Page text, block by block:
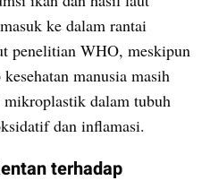
ke dalam rantai
penelitian WHO, meskipun
manusia masih
dalam tubuh
dan inflamasi.
terhadap